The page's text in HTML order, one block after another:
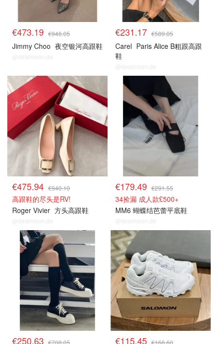
€473.19 €946.05
Jimmy Choo 夜空银河高跟鞋
@dealmoon.de
€231.17 €589.05
Carel Paris Alice B粗跟高跟
鞋
@dealmoon.de
€475.94 €940.10
高跟鞋的尽头是RV!
Roger Vivier 方头高跟鞋
@dealmoon.de
€179.49 €291.55
34捡漏 成人款£500+
MM6 蝴蝶结芭蕾平底鞋
@dealmoon.de
€250.63 €708.05 €115.45 €166.60